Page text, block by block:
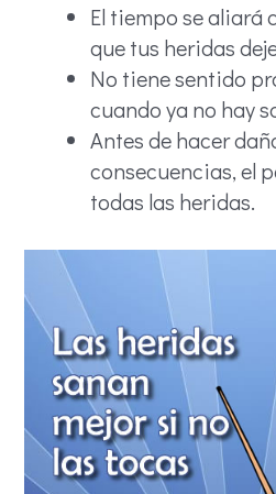
El tiempo se aliará
que tus heridas
No tiene sentido
cuando ya no hay
Antes de hacer
consecuencias, el
todas las heridas.